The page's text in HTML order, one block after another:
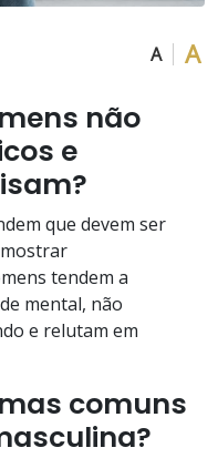
A A
não
e
que devem ser
tendem a
mental, não
e relutam em
comuns